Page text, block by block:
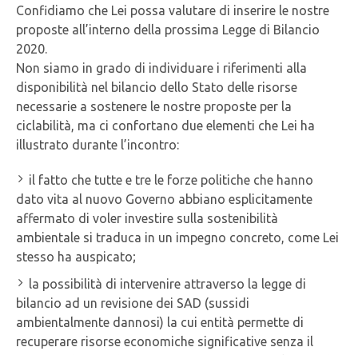
Confidiamo che Lei possa valutare di inserire le nostre
proposte all’interno della prossima Legge di Bilancio
2020.
Non siamo in grado di individuare i riferimenti alla
disponibilità nel bilancio dello Stato delle risorse
necessarie a sostenere le nostre proposte per la
ciclabilità, ma ci confortano due elementi che Lei ha
illustrato durante l’incontro:
il fatto che tutte e tre le forze politiche che hanno
dato vita al nuovo Governo abbiano esplicitamente
affermato di voler investire sulla sostenibilità
ambientale si traduca in un impegno concreto, come Lei
stesso ha auspicato;
la possibilità di intervenire attraverso la legge di
bilancio ad un revisione dei SAD (sussidi
ambientalmente dannosi) la cui entità permette di
recuperare risorse economiche significative senza il